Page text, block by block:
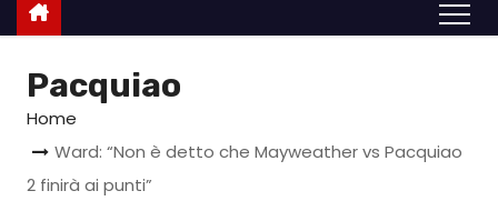
Pacquiao
Home
Ward: “Non è detto che Mayweather vs Pacquiao
2 finirà ai punti”